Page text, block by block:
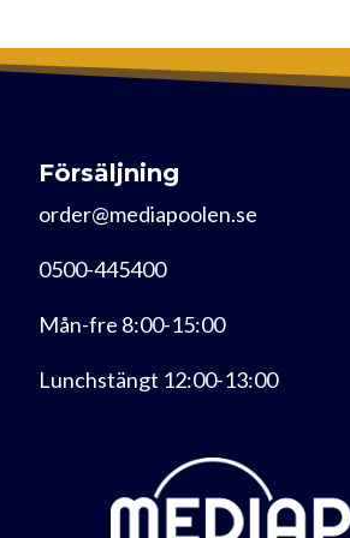
Försäljning
order@mediapoolen.se
0500-445400
Mån-fre 8:00-15:00
Lunchstängt 12:00-13:00